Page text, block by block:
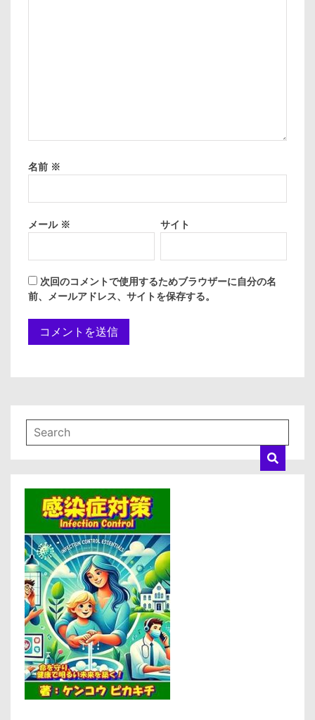
名前 ※
メール ※ サイト
次回のコメントで使用するためブラウザーに自分の名
前、メールアドレス、サイトを保存する。